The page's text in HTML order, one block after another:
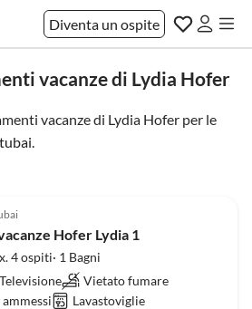
Diventa un ospite
vacanze di Lydia Hofer
vacanze di Lydia Hofer per le
.
Hofer Lydia 1
4 ospiti· 1 Bagni
Televisione
Vietato fumare
Lavastoviglie